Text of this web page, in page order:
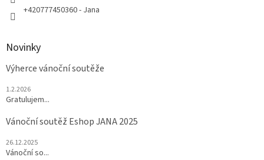
+420777450360 - Jana
Novinky
Výherce vánoční soutěže
1.2.2026
Gratulujem...
Vánoční soutěž Eshop JANA 2025
26.12.2025
Vánoční so...